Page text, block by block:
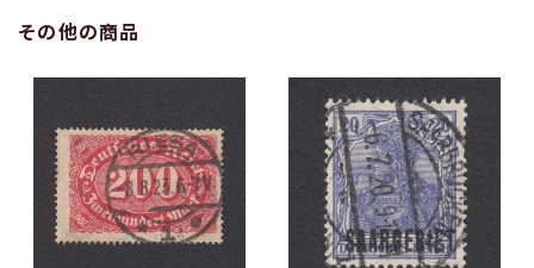
その他の商品